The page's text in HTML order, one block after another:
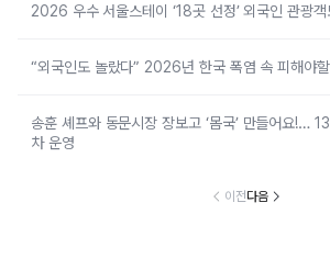
2026 우수 서울스테이 ‘18곳 선정’ 외국인 관광객
“외국인도 놀랐다” 2026년 한국 폭염 속 피해야
송훈 셰프와 동문시장 장보고 ‘몸국’ 만들어요!… 13
차 운영
이전다음